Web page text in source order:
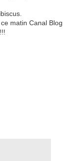
matin Canal Blog